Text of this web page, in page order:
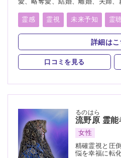
転職、適職、進路、未来、介護
故人、過去、浮気、総合運、運勢
霊感 霊視 未来予知 霊
縁結び 祈願 祈祷
詳細はこ
口コミを見る
流野原
るのはら
霊能
女性
精確霊視と圧
悩を幸福に転